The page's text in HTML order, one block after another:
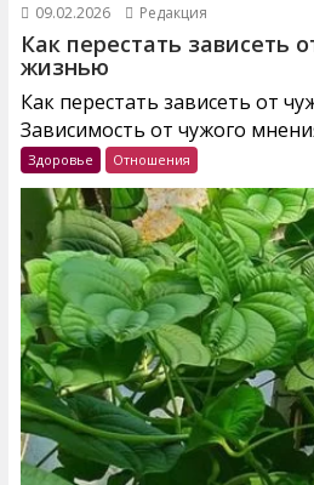
09.02.2026 Редакция
Как перестать зависеть
жизнью
Как перестать зависеть от
Зависимость от чужого
Здоровье Отношения